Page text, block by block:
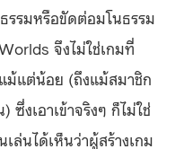
รรมหรือขัดต่อมโนธรรม
จึงไม่ใช่เกมที่
ม้แต่น้อย (ถึงแม้สมาชิก
งเอาเข้าจริงๆ ก็ไม่ใช่
ล่นได้เห็นว่าผู้สร้างเกม